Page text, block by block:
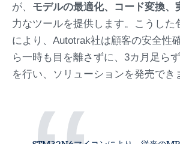
が、 モデルの最適化、コード変換、
力なツールを提供します。こうした
により、Autotrak社は顧客の安全性
ら一時も目を離さずに、3カ月足ら
を行い、ソリューションを発売でき